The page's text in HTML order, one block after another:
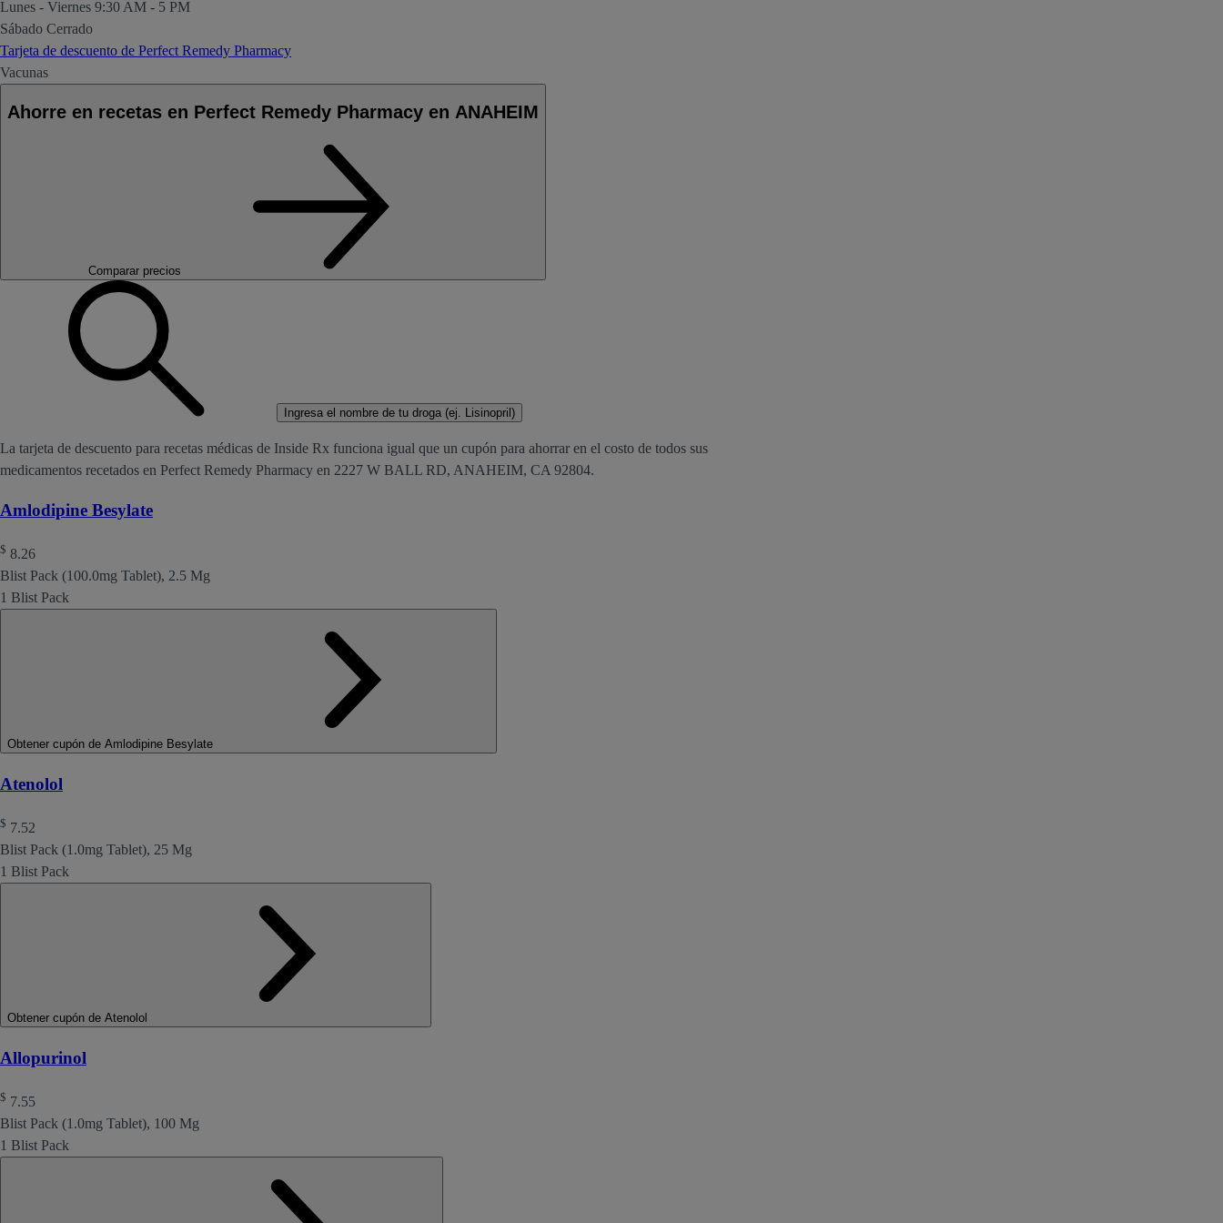
Lunes - Viernes 9:30 AM - 5 PM
Sábado Cerrado
Tarjeta de descuento de Perfect Remedy Pharmacy
Vacunas
Ahorre en recetas en Perfect Remedy Pharmacy en ANAHEIM
Comparar precios
Ingresa el nombre de tu droga (ej. Lisinopril)
La tarjeta de descuento para recetas médicas de Inside Rx funciona igual que un cupón para ahorrar en el costo de todos sus
medicamentos recetados en Perfect Remedy Pharmacy en 2227 W BALL RD, ANAHEIM, CA 92804.
Amlodipine Besylate
$ 8.26
Blist Pack (100.0mg Tablet), 2.5 Mg
1 Blist Pack
Obtener cupón de Amlodipine Besylate
Atenolol
$ 7.52
Blist Pack (1.0mg Tablet), 25 Mg
1 Blist Pack
Obtener cupón de Atenolol
Allopurinol
$ 7.55
Blist Pack (1.0mg Tablet), 100 Mg
1 Blist Pack